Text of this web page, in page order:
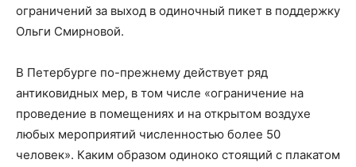
ограничений за выход в одиночный пикет в поддержку
Ольги Смирновой.
В Петербурге по-прежнему действует ряд
антиковидных мер, в том числе «ограничение на
проведение в помещениях и на открытом воздухе
любых мероприятий численностью более 50
человек». Каким образом одиноко стоящий с плакатом